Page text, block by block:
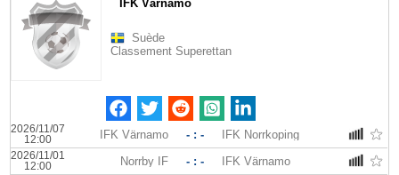
IFK Värnamo
Suède
Classement Superettan
2026/11/07
12:00
IFK Värnamo - : - IFK Norrkoping
2026/11/01
12:00
Norrby IF - : - IFK Värnamo